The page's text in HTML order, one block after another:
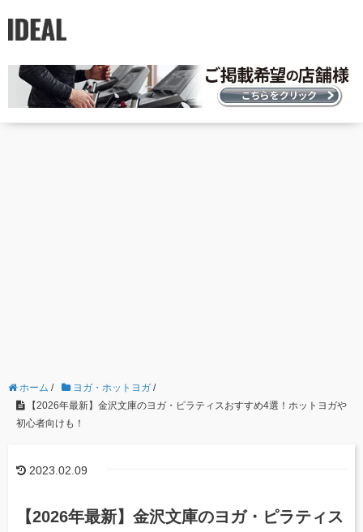
ホーム / ヨガ・ホットヨガ /
【2026年最新】金沢文庫のヨガ・ピラティスおすすめ4選！ホットヨガや
初心者向けも！
2023.02.09
【2026年最新】金沢文庫のヨガ・ピラティス